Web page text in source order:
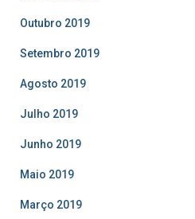
Outubro 2019
Setembro 2019
Agosto 2019
Julho 2019
Junho 2019
Maio 2019
Março 2019